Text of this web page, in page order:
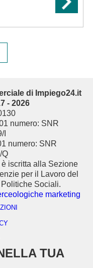
di Impiego24.it
- 2026
numero: SNR
I
numero: SNR
Q
iscritta alla Sezione
per il Lavoro del
Sociali.
marketing
TUA